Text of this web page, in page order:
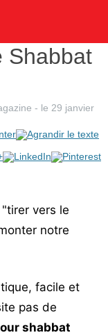
Shabbat
- le 29 janvier
vers le
notre
facile et
pas de
shabbat